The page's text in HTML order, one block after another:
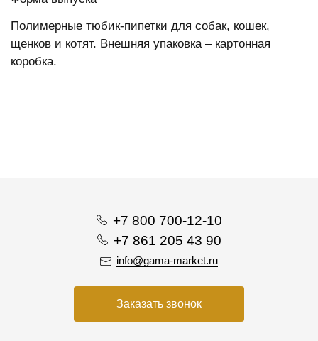
Полимерные тюбик-пипетки для собак, кошек,
щенков и котят. Внешняя упаковка – картонная
коробка.
+7 800 700-12-10
+7 861 205 43 90
info@gama-market.ru
Заказать звонок